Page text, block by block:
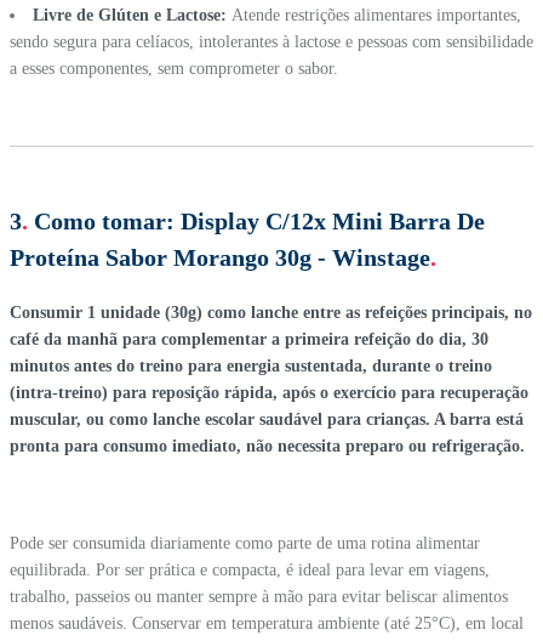
Livre de Glúten e Lactose: Atende restrições alimentares importantes,
sendo segura para celíacos, intolerantes à lactose e pessoas com sensibilidade
a esses componentes, sem comprometer o sabor.
3. Como tomar: Display C/12x Mini Barra De
Proteína Sabor Morango 30g - Winstage.
Consumir 1 unidade (30g) como lanche entre as refeições principais, no
café da manhã para complementar a primeira refeição do dia, 30
minutos antes do treino para energia sustentada, durante o treino
(intra-treino) para reposição rápida, após o exercício para recuperação
muscular, ou como lanche escolar saudável para crianças. A barra está
pronta para consumo imediato, não necessita preparo ou refrigeração.
Pode ser consumida diariamente como parte de uma rotina alimentar
equilibrada. Por ser prática e compacta, é ideal para levar em viagens,
trabalho, passeios ou manter sempre à mão para evitar beliscar alimentos
menos saudáveis. Conservar em temperatura ambiente (até 25°C), em local